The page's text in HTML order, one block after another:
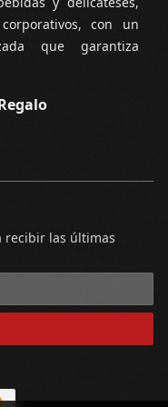
con un
que garantiza
recibir las últimas